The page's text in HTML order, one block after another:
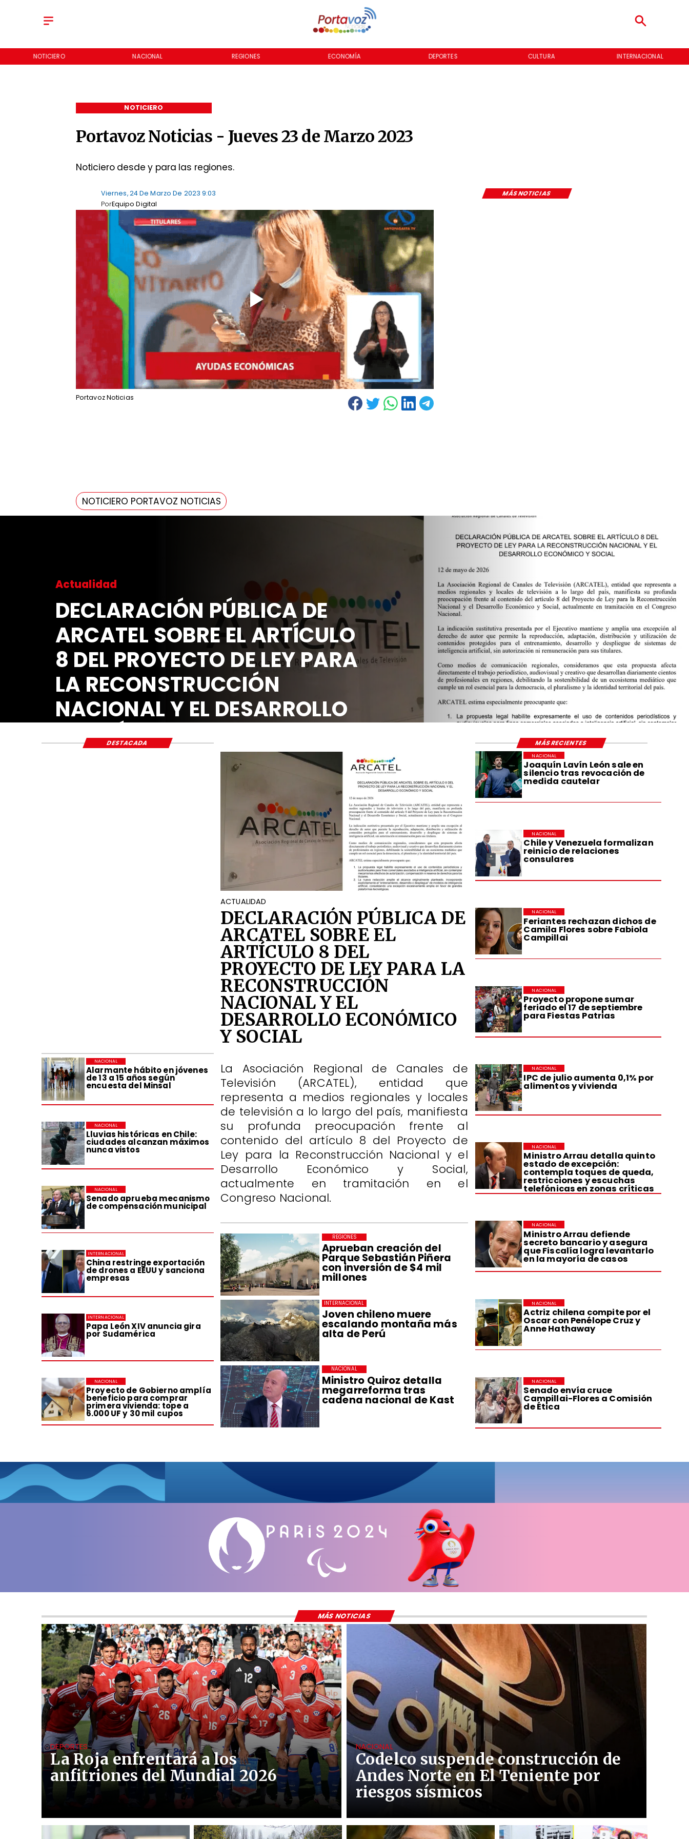
NOTICIERO NACIONAL REGIONES ECONOMÍA DEPORTES CULTURA INTERNACIONAL
Portavoz Noticias - Jueves 23 de Marzo 2023
Noticiero desde y para las regiones.
NOTICIERO
MÁS NOTICIAS
Viernes, 24 De Marzo De 2023 9:03
Equipo Digital
Por
Portavoz Noticias
NOTICIERO PORTAVOZ NOTICIAS
Actualidad
DECLARACIÓN PÚBLICA DE
ARCATEL SOBRE EL ARTÍCULO
8 DEL PROYECTO DE LEY PARA
LA RECONSTRUCCIÓN
NACIONAL Y EL DESARROLLO
ECONÓMICO Y SOCIAL
Joaquín Lavín León sale en
silencio tras revocación de
medida cautelar
NACIONAL
Chile y Venezuela formalizan
reinicio de relaciones
consulares
NACIONAL
Feriantes rechazan dichos de
Camila Flores sobre Fabiola
Campillai
NACIONAL
Proyecto propone sumar
feriado el 17 de septiembre
para Fiestas Patrias
NACIONAL
IPC de julio aumenta 0,1% por
alimentos y vivienda
NACIONAL
Ministro Arrau detalla quinto
estado de excepción:
contempla toques de queda,
restricciones y escuchas
telefónicas en zonas críticas
NACIONAL
Ministro Arrau defiende
secreto bancario y asegura
que Fiscalía logra levantarlo
en la mayoría de casos
NACIONAL
Actriz chilena compite por el
Oscar con Penélope Cruz y
Anne Hathaway
NACIONAL
Senado envía cruce
Campillai-Flores a Comisión
de Ética
NACIONAL
Alarmante hábito en jóvenes
de 13 a 15 años según
encuesta del Minsal
NACIONAL
Lluvias históricas en Chile:
ciudades alcanzan máximos
nunca vistos
NACIONAL
Senado aprueba mecanismo
de compensación municipal
NACIONAL
China restringe exportación
de drones a EEUU y sanciona
empresas
INTERNACIONAL
Papa León XIV anuncia gira
por Sudamérica
INTERNACIONAL
Proyecto de Gobierno amplía
beneficio para comprar
primera vivienda: tope a
6.000 UF y 30 mil cupos
NACIONAL
Aprueban creación del
Parque Sebastián Piñera
con inversión de $4 mil
millones
REGIONES
Joven chileno muere
escalando montaña más
alta de Perú
INTERNACIONAL
Ministro Quiroz detalla
megarreforma tras
cadena nacional de Kast
NACIONAL
ACTUALIDAD
DECLARACIÓN PÚBLICA DE
ARCATEL SOBRE EL
ARTÍCULO 8 DEL
PROYECTO DE LEY PARA LA
RECONSTRUCCIÓN
NACIONAL Y EL
DESARROLLO ECONÓMICO
Y SOCIAL
La Asociación Regional de Canales de
Televisión (ARCATEL), entidad que
representa a medios regionales y locales
de televisión a lo largo del país, manifiesta
su profunda preocupación frente al
contenido del artículo 8 del Proyecto de
Ley para la Reconstrucción Nacional y el
Desarrollo Económico y Social,
actualmente en tramitación en el
Congreso Nacional.
DESTACADA MÁS RECIENTES
La Roja enfrentará a los
anfitriones del Mundial 2026
DEPORTES
Codelco suspende construcción de
Andes Norte en El Teniente por
riesgos sísmicos
NACIONAL
MÁS NOTICIAS